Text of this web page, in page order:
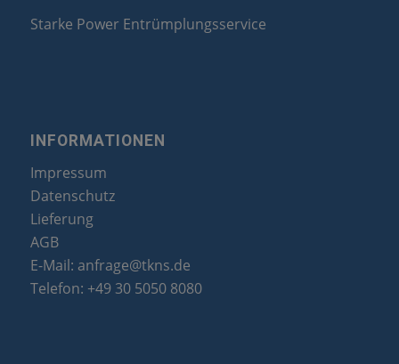
Starke Power Entrümplungsservice
INFORMATIONEN
Impressum
Datenschutz
Lieferung
AGB
E-Mail: anfrage@tkns.de
Telefon: +49 30 5050 8080